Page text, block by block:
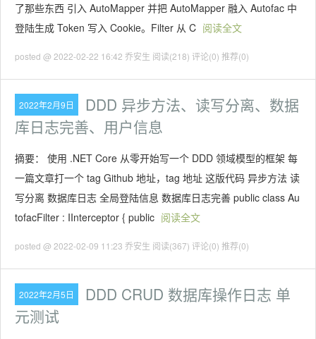
了那些东西 引入 AutoMapper 并把 AutoMapper 融入 Autofac 中
登陆生成 Token 写入 Cookie。Filter 从 C 阅读全文
posted @ 2022-02-22 16:42 乔安生 阅读(218) 评论(0) 推荐(0)
2022年2月9日
DDD 异步方法、读写分离、数据
库日志完善、用户信息
摘要： 使用 .NET Core 从零开始写一个 DDD 领域模型的框架 每
一篇文章打一个 tag Github 地址，tag 地址 这版代码 异步方法 读
写分离 数据库日志 全局登陆信息 数据库日志完善 public class Au
tofacFilter : IInterceptor { public 阅读全文
posted @ 2022-02-09 11:23 乔安生 阅读(367) 评论(0) 推荐(0)
2022年2月5日
DDD CRUD 数据库操作日志 单
元测试